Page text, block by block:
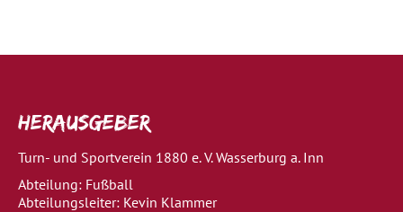
Herausgeber
Turn- und Sportverein 1880 e. V. Wasserburg a. Inn
Abteilung: Fußball
Abteilungsleiter: Kevin Klammer